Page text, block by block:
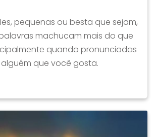
pequenas ou besta que sejam,
machucam mais do que
quando pronunciadas
que você gosta.